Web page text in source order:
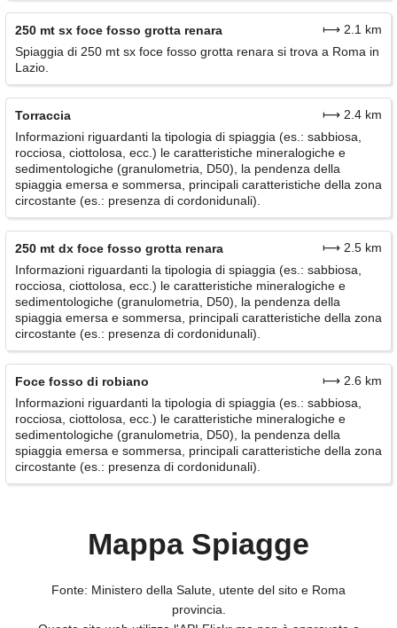
250 mt sx foce fosso grotta renara
⟼ 2.1 km
Spiaggia di 250 mt sx foce fosso grotta renara si trova a Roma in
Lazio.
Torraccia
⟼ 2.4 km
Informazioni riguardanti la tipologia di spiaggia (es.: sabbiosa,
rocciosa, ciottolosa, ecc.) le caratteristiche mineralogiche e
sedimentologiche (granulometria, D50), la pendenza della
spiaggia emersa e sommersa, principali caratteristiche della zona
circostante (es.: presenza di cordonidunali).
250 mt dx foce fosso grotta renara
⟼ 2.5 km
Informazioni riguardanti la tipologia di spiaggia (es.: sabbiosa,
rocciosa, ciottolosa, ecc.) le caratteristiche mineralogiche e
sedimentologiche (granulometria, D50), la pendenza della
spiaggia emersa e sommersa, principali caratteristiche della zona
circostante (es.: presenza di cordonidunali).
Foce fosso di robiano
⟼ 2.6 km
Informazioni riguardanti la tipologia di spiaggia (es.: sabbiosa,
rocciosa, ciottolosa, ecc.) le caratteristiche mineralogiche e
sedimentologiche (granulometria, D50), la pendenza della
spiaggia emersa e sommersa, principali caratteristiche della zona
circostante (es.: presenza di cordonidunali).
Mappa Spiagge
Fonte: Ministero della Salute, utente del sito e Roma
provincia.